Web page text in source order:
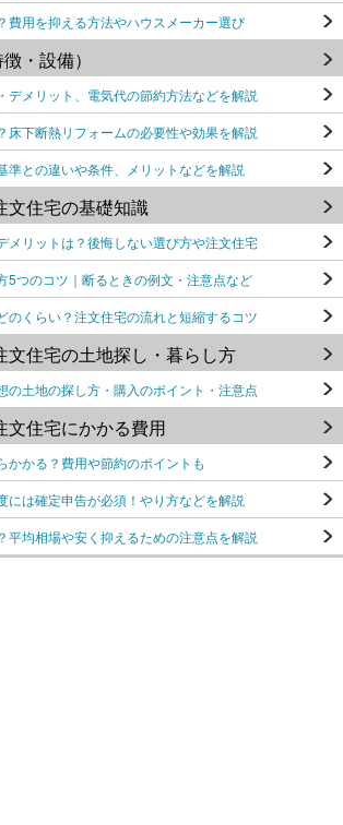
費用を抑える方法やハウスメーカー選び
・設備）
デメリット、電気代の節約方法などを解説
床下断熱リフォームの必要性や効果を解説
準との違いや条件、メリットなどを解説
文住宅の基礎知識
メリットは？後悔しない選び方や注文住宅
5つのコツ｜断るときの例文・注意点など
のくらい？注文住宅の流れと短縮するコツ
文住宅の土地探し・暮らし方
の土地の探し方・購入のポイント・注意点
文住宅にかかる費用
かかる？費用や節約のポイントも
には確定申告が必須！やり方などを解説
平均相場や安く抑えるための注意点を解説